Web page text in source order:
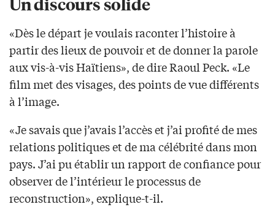
«Dès le départ je voulais raconter l’histoire à
partir des lieux de pouvoir et de donner la parole
aux vis-à-vis Haïtiens», de dire Raoul Peck. «Le
film met des visages, des points de vue différents
à l’image.
«Je savais que j’avais l’accès et j’ai profité de mes
relations politiques et de ma célébrité dans mon
pays. J’ai pu établir un rapport de confiance pour
observer de l’intérieur le processus de
reconstruction», explique-t-il.